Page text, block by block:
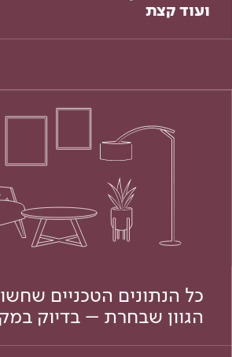
ועוד קצת
כל הנתונים הטכניים
הגוון שבחרת – בדיוק